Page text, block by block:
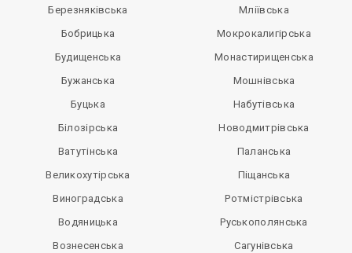
Березняківська
Бобрицька
Будищенська
Бужанська
Буцька
Білозірська
Ватутінська
Великохутірська
Виноградська
Водяницька
Вознесенська
Мліївська
Мокрокалигірська
Монастирищенська
Мошнівська
Набутівська
Новодмитрівська
Паланська
Піщанська
Ротмістрівська
Руськополянська
Сагунівська